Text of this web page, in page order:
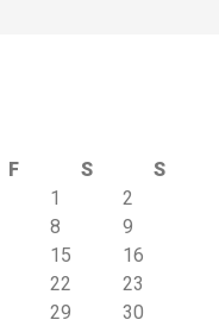
F S
S
1
2
8
9
15
16
22
23
29
30